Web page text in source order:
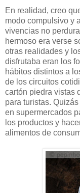
En realidad, creo
modo compulsivo y
vivencias no
hermoso era verse
otras realidades y
disfrutaba eran los
hábitos distintos a
de los circuitos
cartón piedra vistas
para turistas.
en supermercados
los productos y
alimentos de